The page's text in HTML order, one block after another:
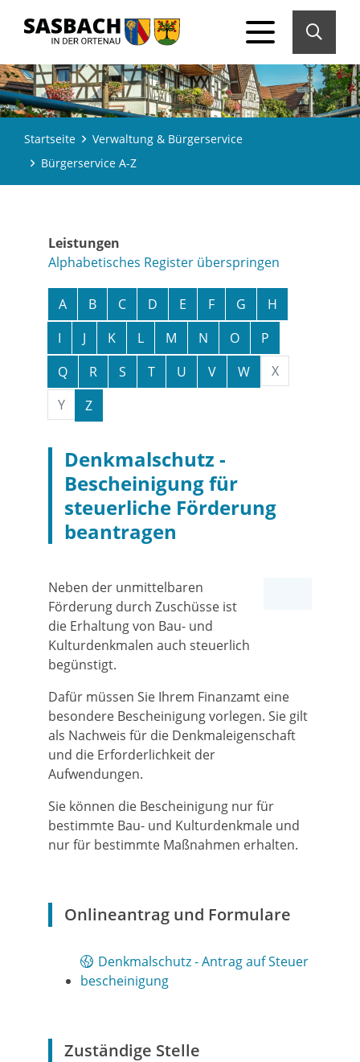
Startseite
Verwaltung & Bürgerservice
Bürgerservice A-Z
Leistungen
Alphabetisches Register überspringen
A B C D E F G
H
I
J K L M N O
P
Q
R S T U V W
X
Y
Z
Denkmalschutz -
Bescheinigung für
steuerliche Förderung
beantragen
Neben der unmittelbaren
Förderung durch Zuschüsse ist
die Erhaltung von Bau- und
Kulturdenkmalen auch steuerlich
begünstigt.
Dafür müssen Sie Ihrem Finanzamt eine
besondere Bescheinigung vorlegen. Sie gilt
als Nachweis für die Denkmaleigenschaft
und die Erforderlichkeit der
Aufwendungen.
Sie können die Bescheinigung nur für
bestimmte Bau- und Kulturdenkmale und
nur für bestimmte Maßnahmen erhalten.
Onlineantrag und Formulare
Denkmalschutz - Antrag auf Steuer
bescheinigung
Zuständige Stelle